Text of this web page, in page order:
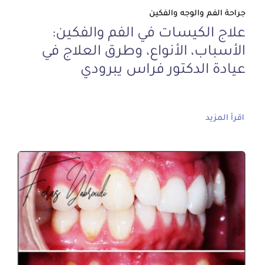
جراحة الفم والوجه والفكين
علاج الكيسات في الفم والفكين:
الأسباب، الأنواع، وطرق العلاج في
عيادة الدكتور فراس يبرودي
اقرأ المزيد